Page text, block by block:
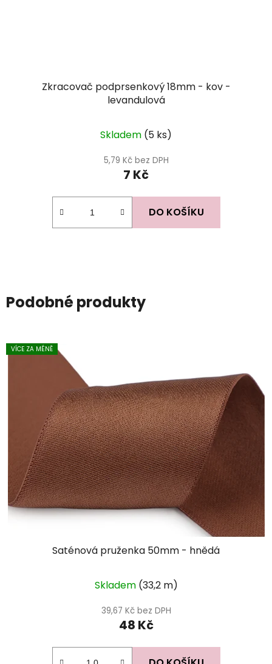
Zkracovač podprsenkový 18mm - kov -
levandulová
Skladem (5 ks)
5,79 Kč bez DPH
7 Kč
DO KOŠÍKU
Podobné produkty
VÍCE ZA MÉNĚ
Saténová pruženka 50mm - hnědá
Skladem (33,2 m)
39,67 Kč bez DPH
48 Kč